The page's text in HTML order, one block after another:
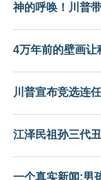
神的呼唤！川普
4万年前的壁画让
川普宣布竞选连
江泽民祖孙三代
一个真实新闻:男